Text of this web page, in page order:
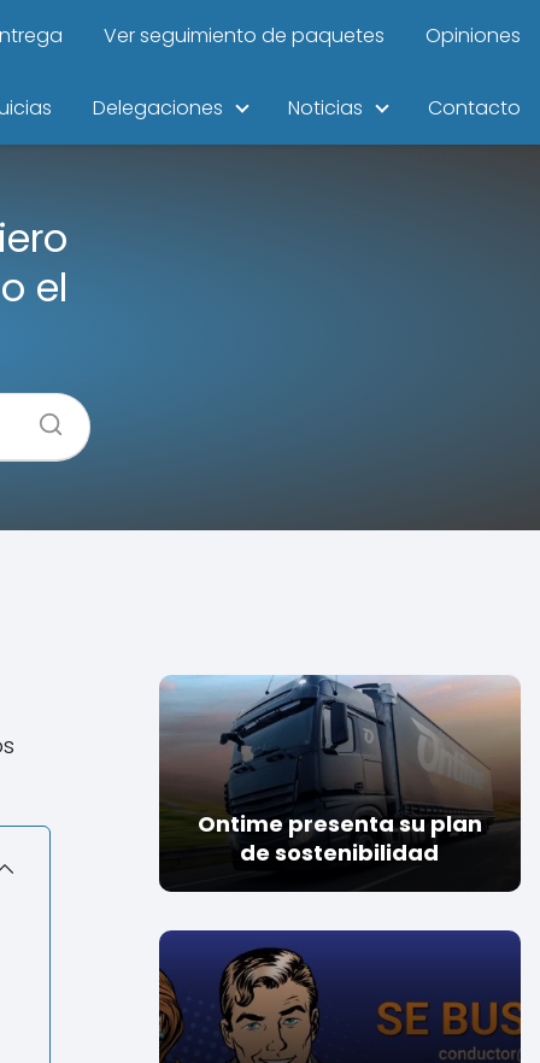
Ver seguimiento de paquetes Opiniones
Delegaciones Noticias Contacto
el
Ontime presenta su plan
de sostenibilidad